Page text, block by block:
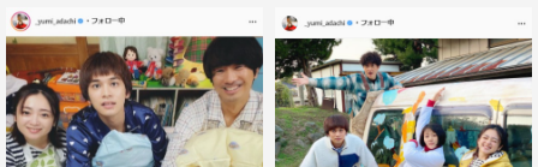
回までご覧ください。
安達さんの特別な人生を借りて、とんでもないところに行
ってます。ちなみに私は贈り物とお礼の無間地獄に悩むも
のとして、すごく身につまされる役をやりました。